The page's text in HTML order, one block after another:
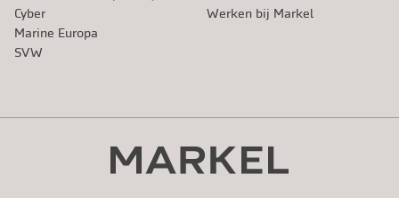
Cyber
Marine Europa
SVW
Werken bij Markel